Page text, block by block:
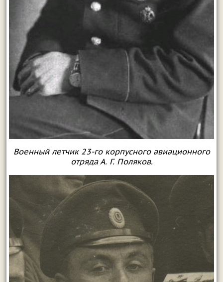
Военный летчик 23-го корпусного авиационного
отряда А. Г. Поляков.